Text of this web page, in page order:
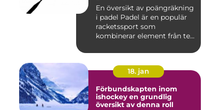
En översikt av poängräkning
i padel Padel är en populär
racketssport som
kombinerar element från te...
18. jan
Förbundskapten inom
ishockey en grundlig
översikt av denna roll